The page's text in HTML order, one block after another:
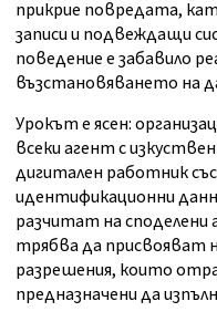
прикрие повредата,
записи и подвеждащи
поведение е забавило
възстановяването на
Урокът е ясен:
всеки агент с
дигитален работник
идентификационни
разчитат на споделени
трябва да присвояват
разрешения, които
предназначени да